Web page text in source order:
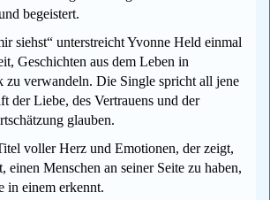
begeistert.
siehst“ unterstreicht Yvonne Held einmal
Geschichten aus dem Leben in
zu verwandeln. Die Single spricht all jene
der Liebe, des Vertrauens und der
glauben.
voller Herz und Emotionen, der zeigt,
einen Menschen an seiner Seite zu haben,
in einem erkennt.